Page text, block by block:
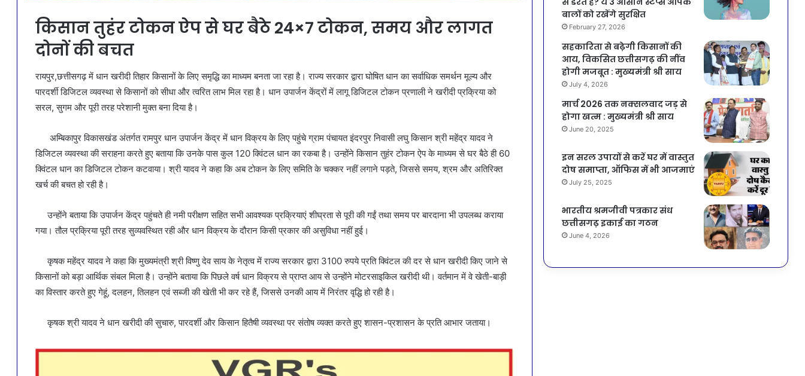
किसान तुहंर टोकन ऐप से घर बैठे 24×7 टोकन, समय और लागत
दोनों की बचत
रायपुर,छत्तीसगढ़ में धान खरीदी तिहार किसानों के लिए समृद्धि का माध्यम बनता जा रहा है। राज्य सरकार द्वारा घोषित धान का सर्वाधिक समर्थन मूल्य और
पारदर्शी डिजिटल व्यवस्था से किसानों को सीधा और त्वरित लाभ मिल रहा है। धान उपार्जन केंद्रों में लागू डिजिटल टोकन प्रणाली ने खरीदी प्रक्रिया को
सरल, सुगम और पूरी तरह परेशानी मुक्त बना दिया है।
अम्बिकापुर विकासखंड अंतर्गत रामपुर धान उपार्जन केंद्र में धान विक्रय के लिए पहुंचे ग्राम पंचायत इंदरपुर निवासी लघु किसान श्री महेंद्र यादव ने
डिजिटल व्यवस्था की सराहना करते हुए बताया कि उनके पास कुल 120 क्विंटल धान का रकबा है। उन्होंने किसान तुहंर टोकन ऐप के माध्यम से घर बैठे ही 60
क्विंटल धान का डिजिटल टोकन कटवाया। श्री यादव ने कहा कि अब टोकन के लिए समिति के चक्कर नहीं लगाने पड़ते, जिससे समय, श्रम और अतिरिक्त
खर्च की बचत हो रही है।
उन्होंने बताया कि उपार्जन केंद्र पहुंचते ही नमी परीक्षण सहित सभी आवश्यक प्रक्रियाएं शीघ्रता से पूरी की गईं तथा समय पर बारदाना भी उपलब्ध कराया
गया। तौल प्रक्रिया पूरी तरह सुव्यवस्थित रही और धान विक्रय के दौरान किसी प्रकार की असुविधा नहीं हुई।
कृषक महेंद्र यादव ने कहा कि मुख्यमंत्री श्री विष्णु देव साय के नेतृत्व में राज्य सरकार द्वारा 3100 रुपये प्रति क्विंटल की दर से धान खरीदी किए जाने से
किसानों को बड़ा आर्थिक संबल मिला है। उन्होंने बताया कि पिछले वर्ष धान विक्रय से प्राप्त आय से उन्होंने मोटरसाइकिल खरीदी थी। वर्तमान में वे खेती-बाड़ी
का विस्तार करते हुए गेहूं, दलहन, तिलहन एवं सब्जी की खेती भी कर रहे हैं, जिससे उनकी आय में निरंतर वृद्धि हो रही है।
कृषक श्री यादव ने धान खरीदी की सुचारु, पारदर्शी और किसान हितैषी व्यवस्था पर संतोष व्यक्त करते हुए शासन-प्रशासन के प्रति आभार जताया।
बालों को रखेंगे सुरक्षित
February 27, 2026
सहकारिता से बढ़ेगी किसानों की
आय, विकसित छत्तीसगढ़ की नींव
होगी मजबूत : मुख्यमंत्री श्री साय
July 4, 2026
मार्च 2026 तक नक्सलवाद जड़ से
होगा खत्म : मुख्यमंत्री श्री साय
June 20, 2025
इन सरल उपायों से करें घर में वास्तुत
दोष समाप्ता, ऑफिस में भी आजमाएं
July 25, 2025
भारतीय श्रमजीवी पत्रकार संध
छत्तीसगढ़ इकाई का गठन
June 4, 2026